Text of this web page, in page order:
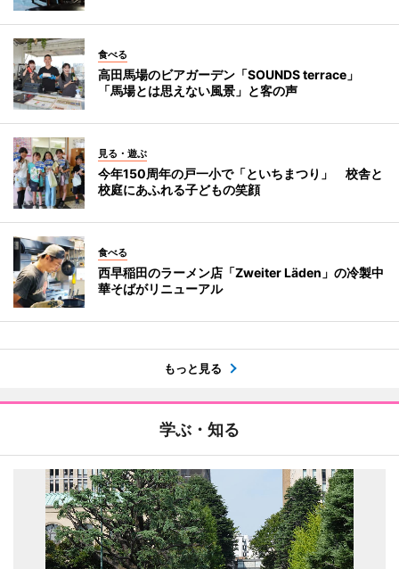
食べる
高田馬場のビアガーデン「SOUNDS terrace」
「馬場とは思えない風景」と客の声
見る・遊ぶ
今年150周年の戸一小で「といちまつり」 校舎と
校庭にあふれる子どもの笑顔
食べる
西早稲田のラーメン店「Zweiter Läden」の冷製中
華そばがリニューアル
もっと見る
学ぶ・知る